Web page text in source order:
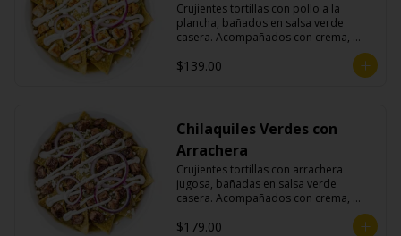
Crujientes tortillas con pollo a la
plancha, bañados en salsa verde
casera. Acompañados con crema,
$139.00
Chilaquiles Verdes con
Arrachera
Crujientes tortillas con arrachera
jugosa, bañadas en salsa verde
casera. Acompañados con crema,
$179.00